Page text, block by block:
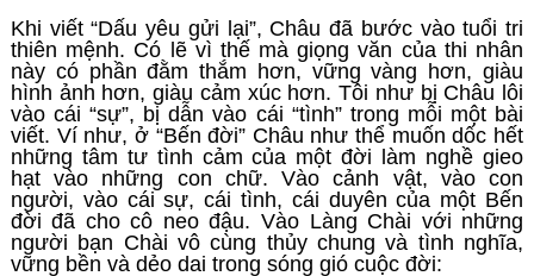
Khi viết “Dấu yêu gửi lại”, Châu đã bước vào tuổi tri
thiên mệnh. Có lẽ vì thế mà giọng văn của thi nhân
này có phần đằm thắm hơn, vững vàng hơn, giàu
hình ảnh hơn, giàu cảm xúc hơn. Tôi như bị Châu lôi
vào cái “sự”, bị dẫn vào cái “tình” trong mỗi một bài
viết. Ví như, ở “Bến đời” Châu như thể muốn dốc hết
những tâm tư tình cảm của một đời làm nghề gieo
hạt vào những con chữ. Vào cảnh vật, vào con
người, vào cái sự, cái tình, cái duyên của một Bến
đời đã cho cô neo đậu. Vào Làng Chài với những
người bạn Chài vô cùng thủy chung và tình nghĩa,
vững bền và dẻo dai trong sóng gió cuộc đời: